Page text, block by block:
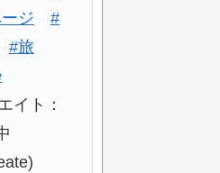
ジ
#
#旅
イト：